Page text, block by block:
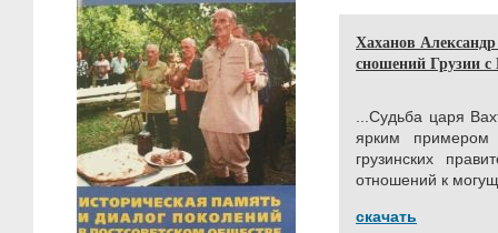
Хаханов
сношений Грузии
...Судьба царя
ярким примером
грузинских
отношений к
скачать